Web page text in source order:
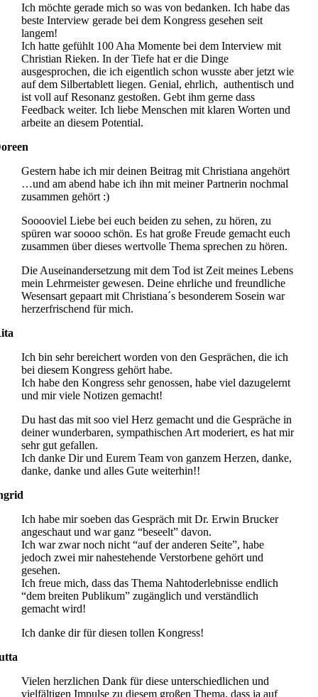
Ich möchte gerade mich so was von bedanken. Ich habe das
beste Interview gerade bei dem Kongress gesehen seit
langem!
Ich hatte gefühlt 100 Aha Momente bei dem Interview mit
Christian Rieken. In der Tiefe hat er die Dinge
ausgesprochen, die ich eigentlich schon wusste aber jetzt wie
auf dem Silbertablett liegen. Genial, ehrlich, authentisch und
ist voll auf Resonanz gestoßen. Gebt ihm gerne dass
Feedback weiter. Ich liebe Menschen mit klaren Worten und
arbeite an diesem Potential.
Gestern habe ich mir deinen Beitrag mit Christiana angehört
…und am abend habe ich ihn mit meiner Partnerin nochmal
zusammen gehört :)
Sooooviel Liebe bei euch beiden zu sehen, zu hören, zu
spüren war soooo schön. Es hat große Freude gemacht euch
zusammen über dieses wertvolle Thema sprechen zu hören.
Die Auseinandersetzung mit dem Tod ist Zeit meines Lebens
mein Lehrmeister gewesen. Deine ehrliche und freundliche
Wesensart gepaart mit Christiana´s besonderem Sosein war
herzerfrischend für mich.
Ich bin sehr bereichert worden von den Gesprächen, die ich
bei diesem Kongress gehört habe.
Ich habe den Kongress sehr genossen, habe viel dazugelernt
und mir viele Notizen gemacht!
Du hast das mit soo viel Herz gemacht und die Gespräche in
deiner wunderbaren, sympathischen Art moderiert, es hat mir
sehr gut gefallen.
Ich danke Dir und Eurem Team von ganzem Herzen, danke,
danke, danke und alles Gute weiterhin!!
Ich habe mir soeben das Gespräch mit Dr. Erwin Brucker
angeschaut und war ganz “beseelt” davon.
Ich war zwar noch nicht “auf der anderen Seite”, habe
jedoch zwei mir nahestehende Verstorbene gehört und
gesehen.
Ich freue mich, dass das Thema Nahtoderlebnisse endlich
“dem breiten Publikum” zugänglich und verständlich
gemacht wird!
Ich danke dir für diesen tollen Kongress!
Vielen herzlichen Dank für diese unterschiedlichen und
vielfältigen Impulse zu diesem großen Thema, dass ja auf